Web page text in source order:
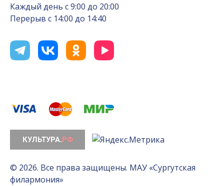
Каждый день с 9:00 до 20:00
Перерыв с 14:00 до 14:40
© 2026. Все права защищены. МАУ «Сургутская
филармония»